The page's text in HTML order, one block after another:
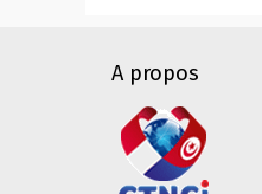
A propos